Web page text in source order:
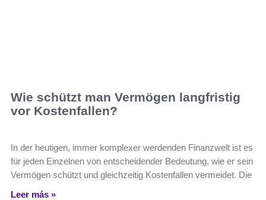
Wie schützt man Vermögen langfristig
vor Kostenfallen?
In der heutigen, immer komplexer werdenden Finanzwelt ist es
für jeden Einzelnen von entscheidender Bedeutung, wie er sein
Vermögen schützt und gleichzeitig Kostenfallen vermeidet. Die
Leer más »